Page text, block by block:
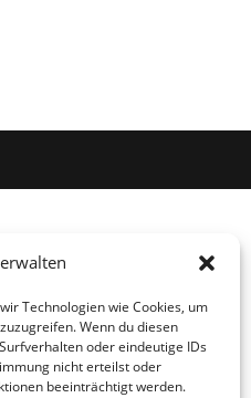
Technologien wie Cookies, um
Wenn du diesen
oder eindeutige IDs
nicht erteilst oder
beeinträchtigt werden.